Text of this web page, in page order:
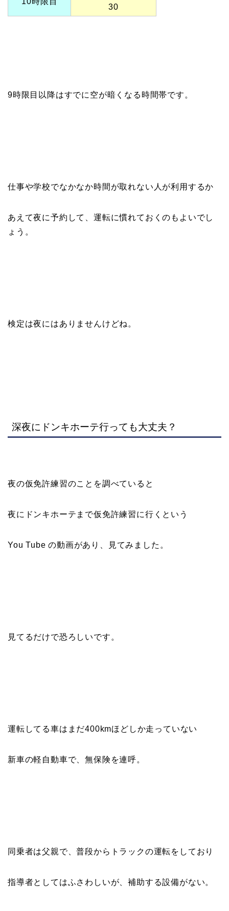
30
9時限目以降はすでに空が暗くなる時間帯です。
仕事や学校でなかなか時間が取れない人が利用するか
あえて夜に予約して、運転に慣れておくのもよいでし
ょう。
検定は夜にはありませんけどね。
深夜にドンキホーテ行っても大丈夫？
夜の仮免許練習のことを調べていると
夜にドンキホーテまで仮免許練習に行くという
You Tube の動画があり、見てみました。
見てるだけで恐ろしいです。
運転してる車はまだ400kmほどしか走っていない
新車の軽自動車で、無保険を連呼。
同乗者は父親で、普段からトラックの運転をしており
指導者としてはふさわしいが、補助する設備がない。